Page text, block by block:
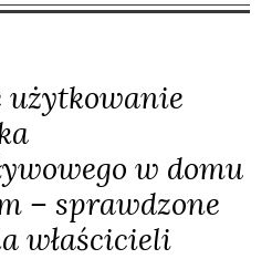
użytkowanie
w domu
– sprawdzone
właścicieli